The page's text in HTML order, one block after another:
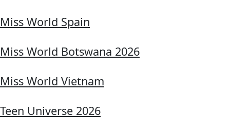
Miss World Spain
Miss World Botswana 2026
Miss World Vietnam
Teen Universe 2026